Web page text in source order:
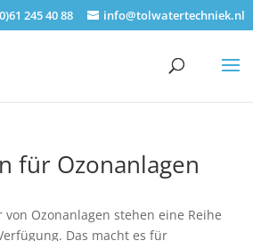
245 40 88 info@tolwatertechniek.nl
für Ozonanlagen
Ozonanlagen stehen eine Reihe
Das macht es für